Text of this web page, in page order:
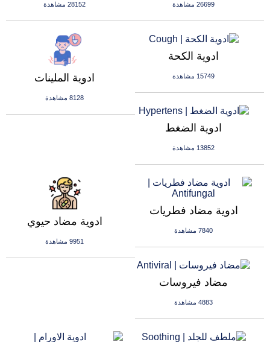
28152 مشاهدة 26699 مشاهدة
ادوية الملينات
8128 مشاهدة
ادوية الكحة
15749 مشاهدة
ادوية الضغط
13852 مشاهدة
ادوية مضاد حيوي
9951 مشاهدة
ادوية مضاد فطريات
7840 مشاهدة
مضاد فيروسات
4883 مشاهدة